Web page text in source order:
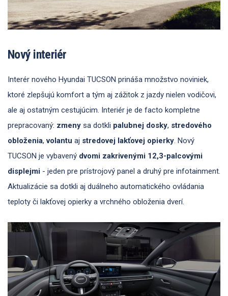
Nový interiér
Interér nového Hyundai TUCSON prináša množstvo noviniek,
ktoré zlepšujú komfort a tým aj zážitok z jazdy nielen vodičovi,
ale aj ostatným cestujúcim. Interiér je de facto kompletne
prepracovaný: zmeny sa dotkli palubnej dosky, stredového
obloženia,volantu aj stredovej lakťovej opierky. Nový
TUCSON je vybavený dvomi zakrivenými 12,3-palcovými
displejmi - jeden pre prístrojový panel a druhý pre infotainment.
Aktualizácie sa dotkli aj duálneho automatického ovládania
teploty či lakťovej opierky a vrchného obloženia dverí.